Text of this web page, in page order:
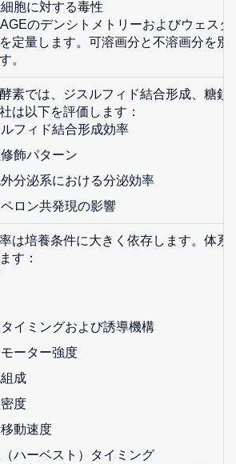
胞に対する毒性
のデンシトメトリーおよびウェス
定量します。可溶画分と不溶画分を
。
素では、ジスルフィド結合形成、糖
は以下を評価します：
フィド結合形成効率
飾パターン
分泌系における分泌効率
ロン共発現の影響
は培養条件に大きく依存します。体
す：
イミングおよび誘導機構
ーター強度
成
度
動速度
ハーベスト）タイミング